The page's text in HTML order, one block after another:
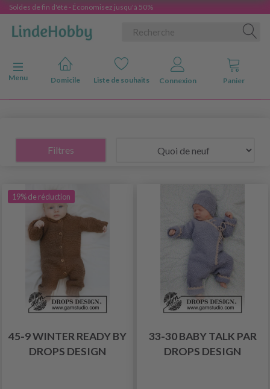
Soldes de fin d'été - Économisez jusqu'à 50%
Basculer la navigation
Menu
Domicile Liste de souhaits Connexion Panier
Filtres
19% de réduction
45-9 WINTER READY BY
DROPS DESIGN
33-30 BABY TALK PAR
DROPS DESIGN